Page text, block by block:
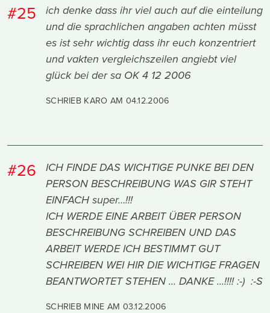
#25
ich denke dass ihr viel auch auf die einteilung
und die sprachlichen angaben achten müsst
es ist sehr wichtig dass ihr euch konzentriert
und vakten vergleichszeilen angiebt viel
glück bei der sa OK 4 12 2006
SCHRIEB KARO AM 04.12.2006
#26
ICH FINDE DAS WICHTIGE PUNKE BEI DEN
PERSON BESCHREIBUNG WAS GIR STEHT
EINFACH super…!!!
ICH WERDE EINE ARBEIT ÜBER PERSON
BESCHREIBUNG SCHREIBEN UND DAS
ARBEIT WERDE ICH BESTIMMT GUT
SCHREIBEN WEI HIR DIE WICHTIGE FRAGEN
BEANTWORTET STEHEN ... DANKE ...!!!! :-) :-S
SCHRIEB MINE AM 03.12.2006